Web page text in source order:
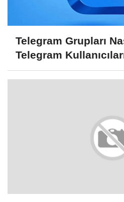
Telegram Grupları
Telegram